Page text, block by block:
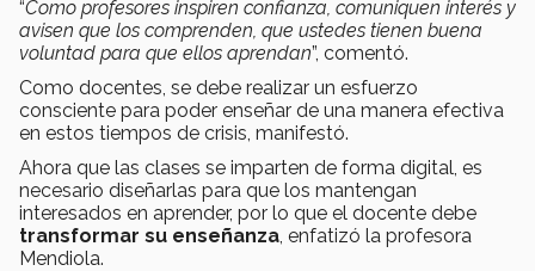
“Como profesores inspiren confianza, comuniquen interés y
avisen que los comprenden, que ustedes tienen buena
voluntad para que ellos aprendan”, comentó.
Como docentes, se debe realizar un esfuerzo
consciente para poder enseñar de una manera efectiva
en estos tiempos de crisis, manifestó.
Ahora que las clases se imparten de forma digital, es
necesario diseñarlas para que los mantengan
interesados en aprender, por lo que el docente debe
transformar su enseñanza, enfatizó la profesora
Mendiola.